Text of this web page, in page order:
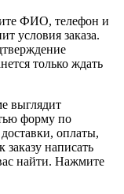
ФИО, телефон и
условия заказа.
только ждать
выглядит
форму по
оплаты,
написать
найти. Нажмите